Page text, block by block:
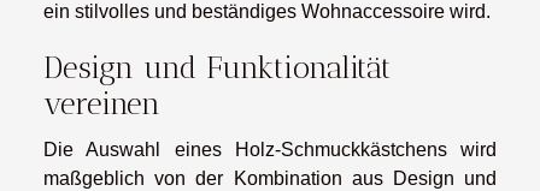
ein stilvolles und beständiges Wohnaccessoire wird.
Design und Funktionalität
vereinen
Die Auswahl eines Holz-Schmuckkästchens wird
maßgeblich von der Kombination aus Design und